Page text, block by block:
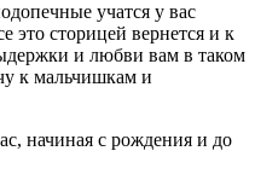
учатся у вас
это сторицей вернется и к
и любви вам в таком
к мальчишкам и
начиная с рождения и до